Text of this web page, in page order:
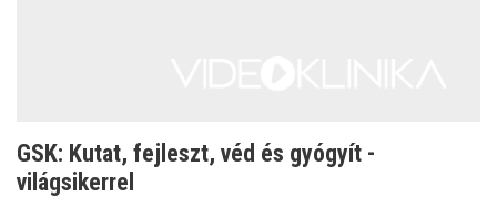
GSK: Kutat, fejleszt, véd és gyógyít -
világsikerrel